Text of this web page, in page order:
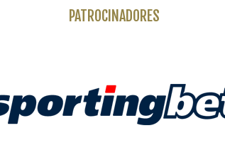
PATROCINADORES